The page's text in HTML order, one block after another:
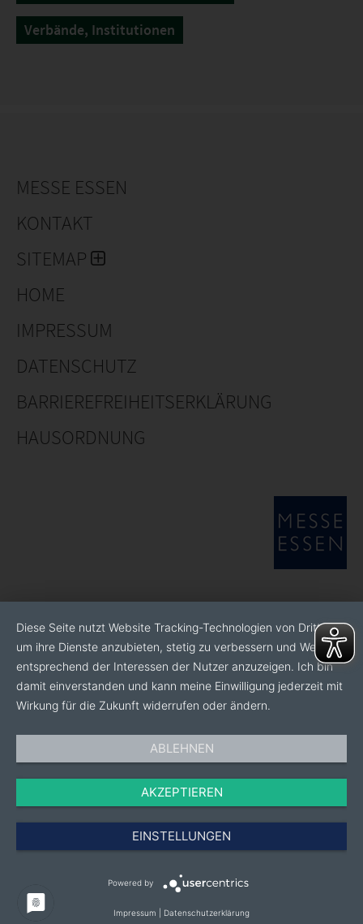
Verbände, Institutionen
MESSE ESSEN
KONTAKT
SITEMAP
HOME
IMPRESSUM
DATENSCHUTZ
BARRIEREFREIHEITSERKLÄRUNG
HAUSORDNUNG
Diese Seite nutzt Website Tracking-Technologien von Dritten,
um ihre Dienste anzubieten, stetig zu verbessern und Werbung
entsprechend der Interessen der Nutzer anzuzeigen. Ich bin
damit einverstanden und kann meine Einwilligung jederzeit mit
Wirkung für die Zukunft widerrufen oder ändern.
ABLEHNEN
AKZEPTIEREN
EINSTELLUNGEN
Powered by
Impressum Datenschutzerklärung